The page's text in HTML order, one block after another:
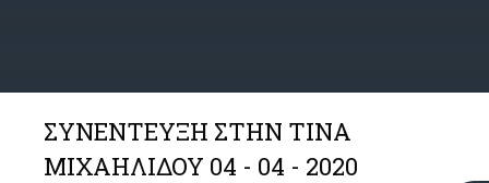
ΣΥΝΕΝΤΕΥΞΗ ΣΤΗΝ ΤΙΝΑ
ΜΙΧΑΗΛΙΔΟΥ 04 - 04 - 2020